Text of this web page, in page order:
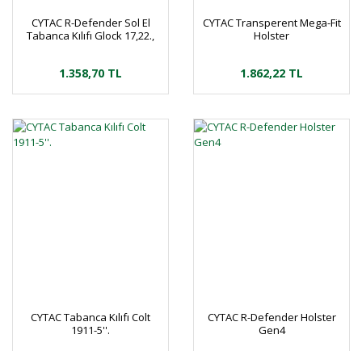
CYTAC R-Defender Sol El
Tabanca Kılıfı Glock 17,22.,
1.358,70 TL
CYTAC Transperent Mega-Fit
Holster
1.862,22 TL
CYTAC Tabanca Kılıfı Colt
1911-5''.
CYTAC R-Defender Holster
Gen4